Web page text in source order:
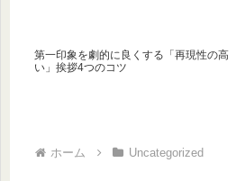
第一印象を劇的に良くする「再現性の高
い」挨拶4つのコツ
ホーム Uncategorized